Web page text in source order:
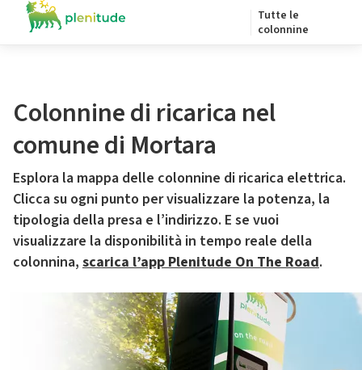
Tutte le
colonnine
Colonnine di ricarica nel
comune di Mortara
Esplora la mappa delle colonnine di ricarica elettrica.
Clicca su ogni punto per visualizzare la potenza, la
tipologia della presa e l’indirizzo. E se vuoi
visualizzare la disponibilità in tempo reale della
colonnina, scarica l’app Plenitude On The Road.